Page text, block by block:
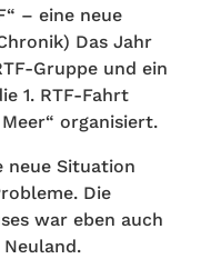
– eine neue
Das Jahr
Gruppe und ein
1. RTF-Fahrt
organisiert.
neue Situation
Die
war eben auch